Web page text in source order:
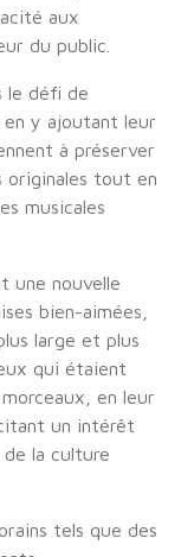
aux
du public.
le défi de
en y ajoutant leur
à préserver
originales tout en
musicales
une nouvelle
bien-aimées,
large et plus
qui étaient
en leur
un intérêt
de la culture
tels que des